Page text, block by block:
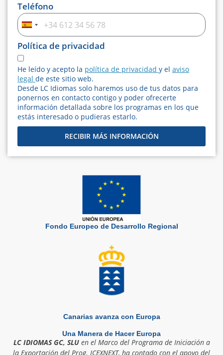
Teléfono
Spain
+34
Política de privacidad
He leído y acepto la política de privacidad y el aviso
legal de este sitio web.
Desde LC Idiomas solo haremos uso de tus datos para
ponernos en contacto contigo y poder ofrecerte
información detallada sobre los programas en los que
estás interesado o pudieras estarlo.
RECIBIR MÁS INFORMACIÓN
Fondo Europeo de Desarrollo Regional
Canarias avanza con Europa
Una Manera de Hacer Europa
LC IDIOMAS GC, SLUen el Marco del Programa de Iniciación a
la Exportación del Prog. ICEXNEXT, ha contado con el apoyo del